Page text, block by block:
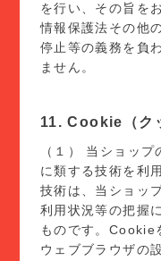
を行い、その旨を
情報保護法その他
停止等の義務を負
ません。
11. Cookie（ク
（１） 当ショッ
に類する技術を利
技術は、当ショッ
利用状況等の把握
ものです。Cookie
ウェブブラウザの